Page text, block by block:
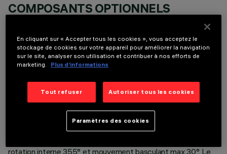
COMPOSANTS OPTIONNELS
DONNÉES TECHNIQUES
DERNIÈRE MISE À JOUR: 06/08/2026
rotation interne 355° et mouvement basculant max 30°. Le
En cliquant sur « Accepter tous les cookies », vous acceptez le
stockage de cookies sur votre appareil pour améliorer la navigation
sur le site, analyser son utilisation et contribuer à nos efforts de
marketing.
Plus d’informations
Tout refuser Autoriser tous les cookies
Paramètres des cookies